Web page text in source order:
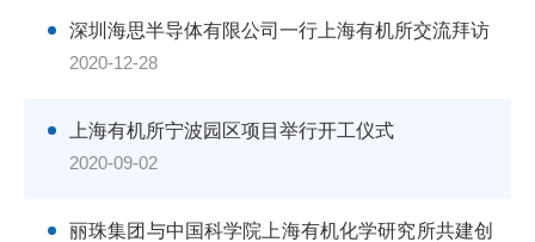
深圳海思半导体有限公司一行上海有机所交流拜访
2020-12-28
上海有机所宁波园区项目举行开工仪式
2020-09-02
丽珠集团与中国科学院上海有机化学研究所共建创